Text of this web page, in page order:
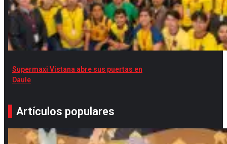
Supermaxi Vistana abre sus puertas en
Daule
Artículos populares